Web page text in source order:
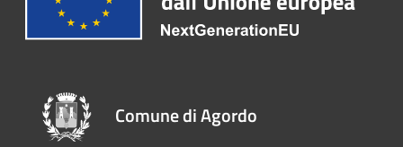
Comune di Agordo